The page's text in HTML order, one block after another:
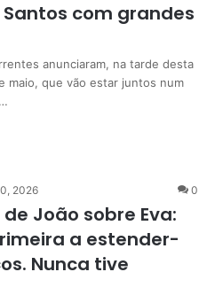
Santos com grandes
anunciaram, na tarde desta
maio, que vão estar juntos num
2026 0
João sobre Eva:
a estender-
Nunca tive